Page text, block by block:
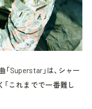
Superstar」は、シャー
「これまでで一番難し